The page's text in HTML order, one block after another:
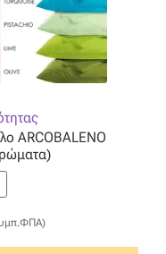
ARCOBALENO